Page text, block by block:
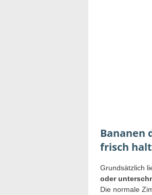
Bananen
frisch
Grundsätzlich
oder
Die normale